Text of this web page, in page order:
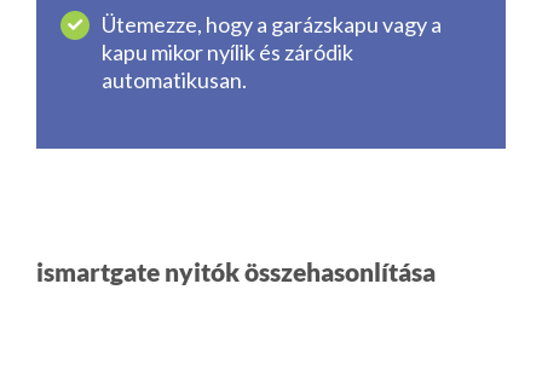
Ütemezze, hogy a garázskapu vagy a
kapu mikor nyílik és záródik
automatikusan.
ismartgate nyitók összehasonlítása